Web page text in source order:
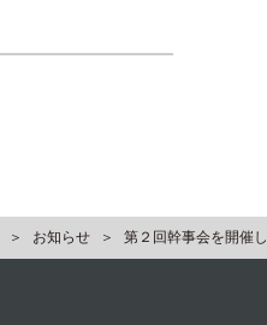
お知らせ 第２回幹事会を開催